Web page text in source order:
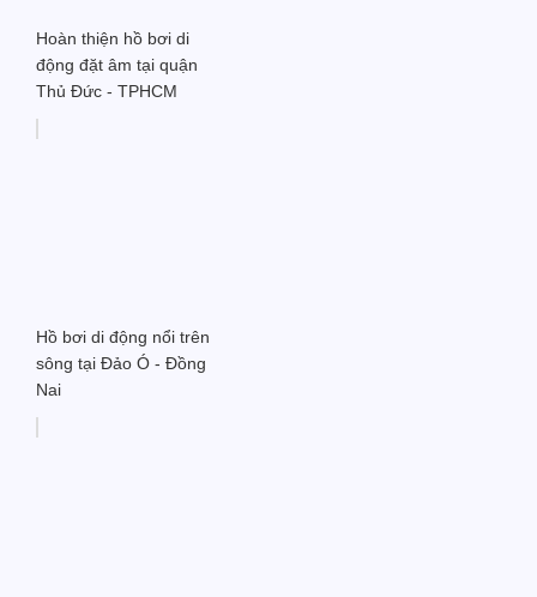
Hoàn thiện hồ bơi di
động đặt âm tại quận
Thủ Đức - TPHCM
Hồ bơi di động nổi trên
sông tại Đảo Ó - Đồng
Nai